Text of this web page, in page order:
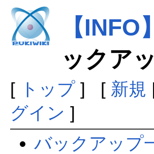
【
ックア
[ トップ] [ 新規 |
グイン ]
バックアップ